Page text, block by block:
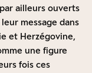
ailleurs ouverts
message dans
et Herzégovine,
une figure
fois ces